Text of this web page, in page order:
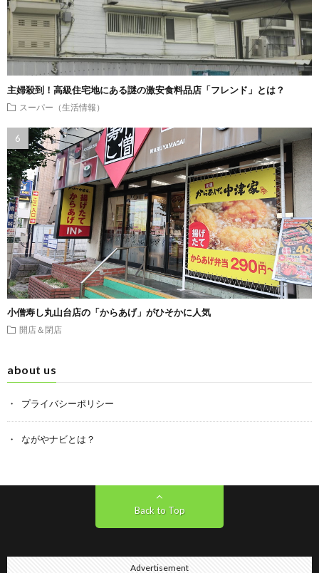
主婦殺到！高級住宅地にある謎の激安食料品店「フレンド」とは？
スーパー（生活情報）
小僧寿し丸山台店の「からあげ」がひそかに人気
開店＆閉店
about us
プライバシーポリシー
ながやナビとは？
Back to Top
Advertisement